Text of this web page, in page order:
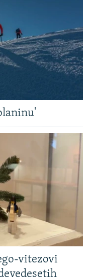
vitezovi